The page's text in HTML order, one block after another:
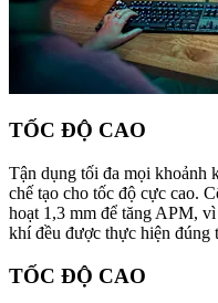
TỐC ĐỘ CAO
Tận dụng tối đa mọi khoảnh
chế tạo cho tốc độ cực cao.
hoạt 1,3 mm để tăng APM,
khí đều được thực hiện đúng
TỐC ĐỘ CAO